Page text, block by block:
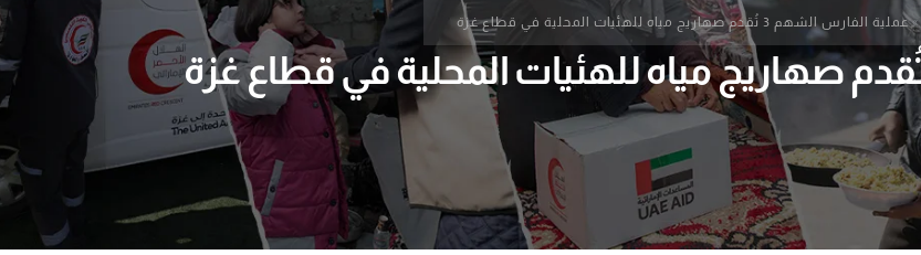
»عملية الفارس الشهم 3 تُقدم صهاريج مياه للهئيات المحلية في قطاع غزة